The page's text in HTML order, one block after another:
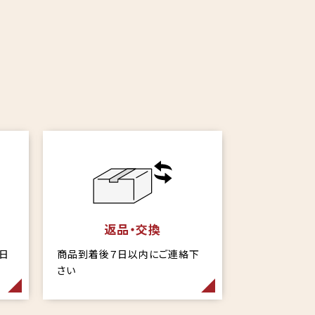
返品・交換
商品到着後７日以内にご連絡下
さい